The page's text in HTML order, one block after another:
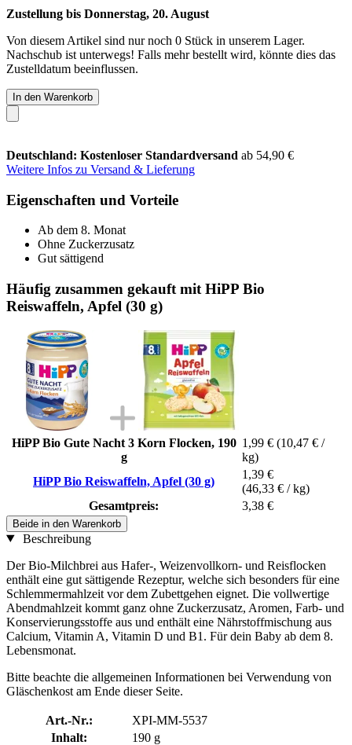
Zustellung bis Donnerstag, 20. August
Von diesem Artikel sind nur noch 0 Stück in unserem Lager.
Nachschub ist unterwegs! Falls mehr bestellt wird, könnte dies das
Zustelldatum beeinflussen.
In den Warenkorb
Deutschland: Kostenloser Standardversand ab 54,90 €
Weitere Infos zu Versand & Lieferung
Eigenschaften und Vorteile
Ab dem 8. Monat
Ohne Zuckerzusatz
Gut sättigend
Häufig zusammen gekauft mit HiPP Bio
Reiswaffeln, Apfel (30 g)
HiPP Bio Gute Nacht 3 Korn Flocken, 190
g
1,99 € (10,47 € /
kg)
HiPP Bio Reiswaffeln, Apfel (30 g)
1,39 €
(46,33 € / kg)
Gesamtpreis:
3,38 €
Beide in den Warenkorb
Beschreibung
Der Bio-Milchbrei aus Hafer-, Weizenvollkorn- und Reisflocken
enthält eine gut sättigende Rezeptur, welche sich besonders für eine
Schlemmermahlzeit vor dem Zubettgehen eignet. Die vollwertige
Abendmahlzeit kommt ganz ohne Zuckerzusatz, Aromen, Farb- und
Konservierungsstoffe aus und enthält eine Nährstoffmischung aus
Calcium, Vitamin A, Vitamin D und B1. Für dein Baby ab dem 8.
Lebensmonat.
Bitte beachte die allgemeinen Informationen bei Verwendung von
Gläschenkost am Ende dieser Seite.
Art.-Nr.:
XPI-MM-5537
Inhalt:
190 g